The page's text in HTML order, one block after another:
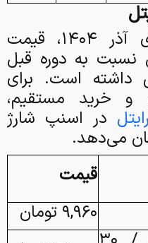
طبق آخرین گزارش‌های آذر ۱۴۰۴، قیمت
نسبت به دوره قبل
افزایش داشته است. برای
خرید مستقیم،
در اسنپ شارژ
می‌دهد.
قیمت
۹,۹۶۰ تومان